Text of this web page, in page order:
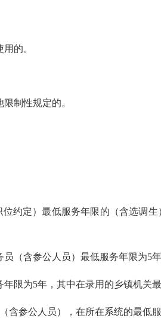
的。
制性规定的。
定）最低服务年限的（含选调生
（含参公人员）最低服务年限为5
限为5年，其中在录用的乡镇机关
参公人员），在所在系统的最低